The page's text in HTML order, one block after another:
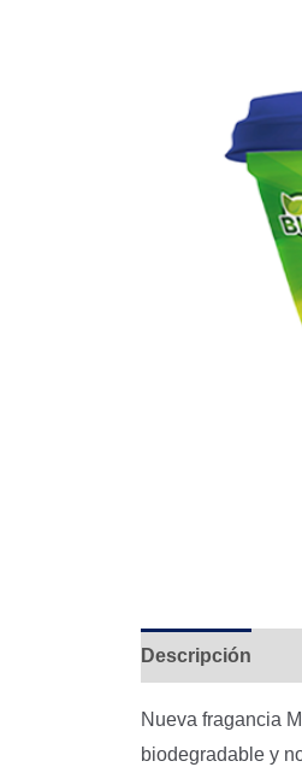
Descripción
Nueva fragancia
biodegradable y